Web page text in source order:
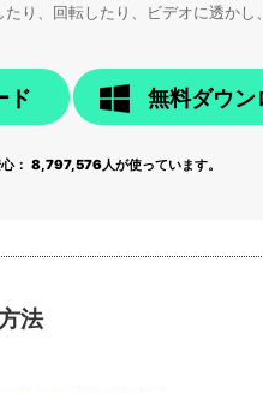
り、回転したり、ビデオに透か
ド 無料ダウン
心：8,797,576人が使っています。
法